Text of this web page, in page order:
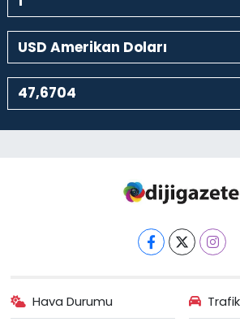
Hava Durumu